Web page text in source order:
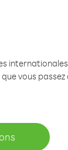
vous passez